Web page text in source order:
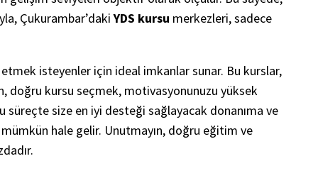
Çukurambar’dakiYDS kursu merkezleri, sadece
etmek isteyenler için ideal imkanlar sunar. Bu kurslar,
doğru kursu seçmek, motivasyonunuzu yüksek
süreçte size en iyi desteği sağlayacak donanıma ve
hale gelir. Unutmayın, doğru eğitim ve